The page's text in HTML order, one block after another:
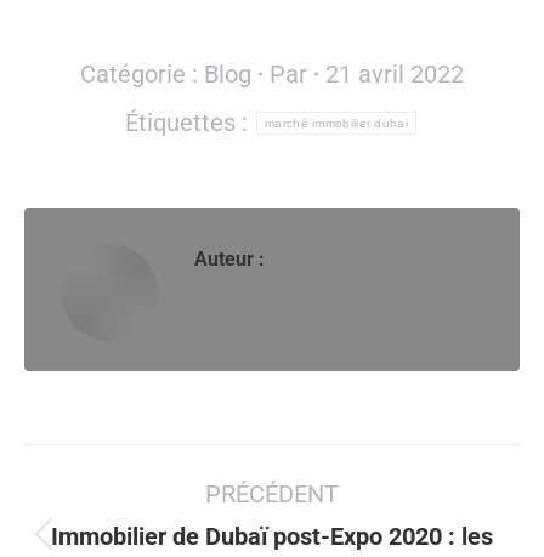
Catégorie : Blog Par
21 avril 2022
Étiquettes :
marché immobilier dubai
Auteur :
article
PRÉCÉDENT
Article
Immobilier de Dubaï post-Expo 2020 : les